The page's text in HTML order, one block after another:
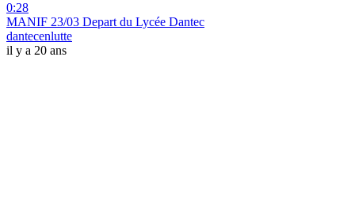
0:28
MANIF 23/03 Depart du Lycée Dantec
dantecenlutte
il y a 20 ans